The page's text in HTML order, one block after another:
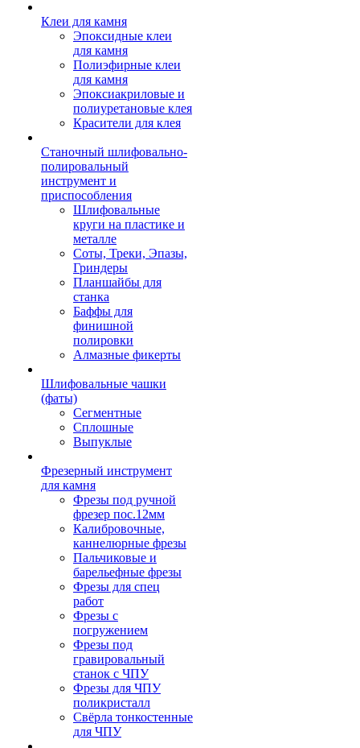
Клеи для камня
Эпоксидные клеи
для камня
Полиэфирные клеи
для камня
Эпоксиакриловые и
полиуретановые клея
Красители для клея
Станочный шлифовально-
полировальный
инструмент и
приспособления
Шлифовальные
круги на пластике и
металле
Соты, Треки, Эпазы,
Гриндеры
Планшайбы для
станка
Баффы для
финишной
полировки
Алмазные фикерты
Шлифовальные чашки
(фаты)
Сегментные
Сплошные
Выпуклые
Фрезерный инструмент
для камня
Фрезы под ручной
фрезер пос.12мм
Калибровочные,
каннелюрные фрезы
Пальчиковые и
барельефные фрезы
Фрезы для спец
работ
Фрезы с
погружением
Фрезы под
гравировальный
станок с ЧПУ
Фрезы для ЧПУ
поликристалл
Свёрла тонкостенные
для ЧПУ